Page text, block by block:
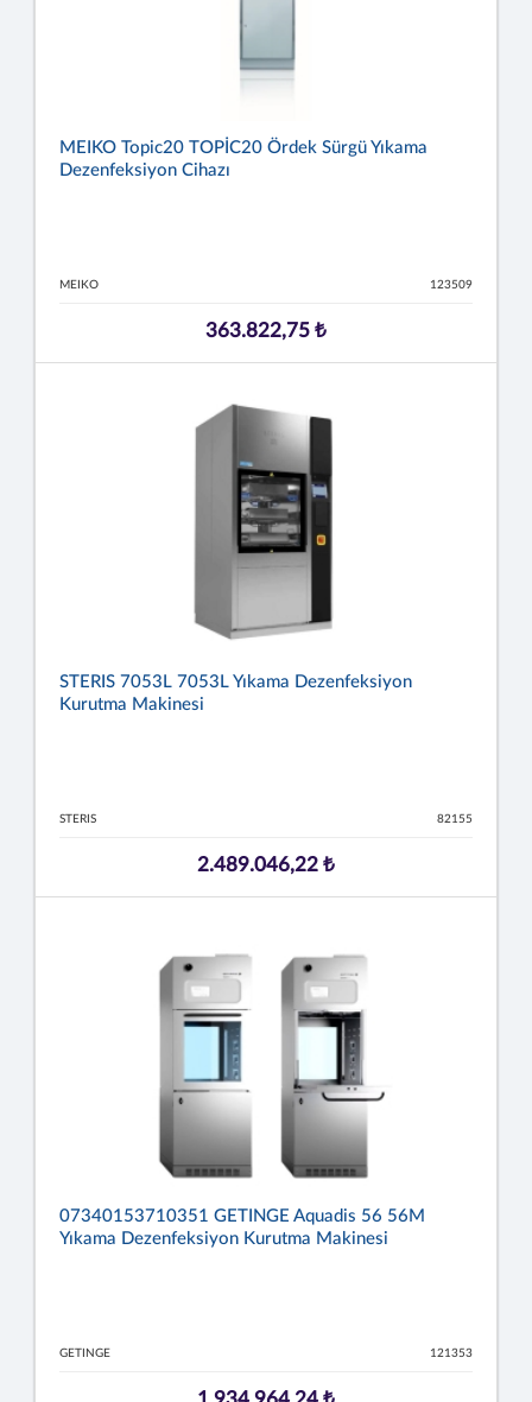
MEIKO Topic20 TOPİC20 Ördek Sürgü Yıkama
Dezenfeksiyon Cihazı
MEIKO 123509
363.822,75 ₺
STERIS 7053L 7053L Yıkama Dezenfeksiyon
Kurutma Makinesi
STERIS 82155
2.489.046,22 ₺
07340153710351 GETINGE Aquadis 56 56M
Yıkama Dezenfeksiyon Kurutma Makinesi
GETINGE 121353